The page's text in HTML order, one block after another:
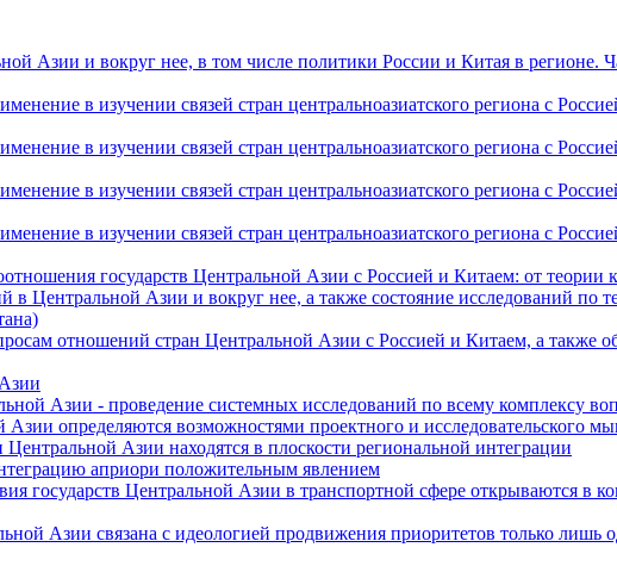
Азии и вокруг нее, в том числе политики России и Китая в регионе.
в изучении связей стран центральноазиатского региона с
в изучении связей стран центральноазиатского региона с
в изучении связей стран центральноазиатского региона с
в изучении связей стран центральноазиатского региона с
государств Центральной Азии с Россией и Китаем: от теории
Азии и вокруг нее, а также состояние исследований по
отношений стран Центральной Азии с Россией и Китаем, а также
Азии - проведение системных исследований по всему комплексу
определяются возможностями проектного и исследовательского
Азии находятся в плоскости региональной интеграции
априори положительным явлением
государств Центральной Азии в транспортной сфере открываются в
Азии связана с идеологией продвижения приоритетов только лишь